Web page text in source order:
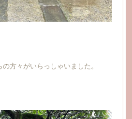
方々がいらっしゃいました。